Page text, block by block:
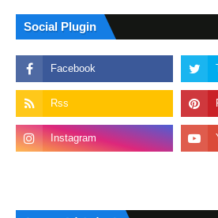
Social Plugin